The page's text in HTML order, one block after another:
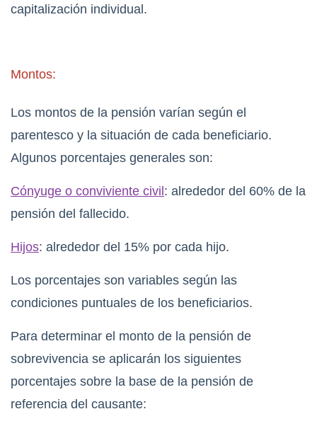
capitalización individual.
Montos:
Los montos de la pensión varían según el
parentesco y la situación de cada beneficiario.
Algunos porcentajes generales son:
Cónyuge o conviviente civil : alrededor del 60% de la
pensión del fallecido.
Hijos: alrededor del 15% por cada hijo.
Los porcentajes son variables según las
condiciones puntuales de los beneficiarios.
Para determinar el monto de la pensión de
sobrevivencia se aplicarán los siguientes
porcentajes sobre la base de la pensión de
referencia del causante: